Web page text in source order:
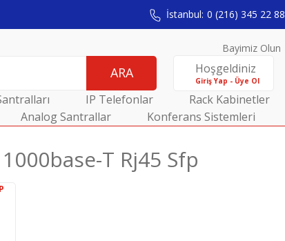
İstanbul: 0 (216) 345 22 88
Bayimiz Olun
ARA Hoşgeldiniz
Giriş Yap - Üye Ol
IP Telefonlar Rack Kabinetler
Analog Santrallar Konferans Sistemleri
T Rj45 Sfp